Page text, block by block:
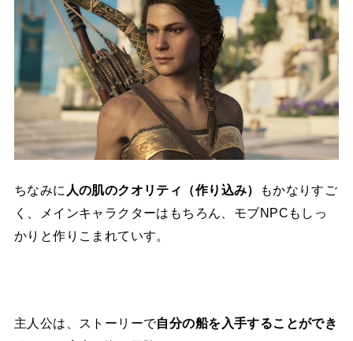
ちなみに 人の肌のクオリティ（作り込み）
もかなりすご
く、メインキャラクターはもちろん、モブNPCもしっ
かりと作りこまれていす。
主人公は、ストーリーで自分の船を入手することができ